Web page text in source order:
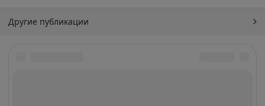
Другие публикации